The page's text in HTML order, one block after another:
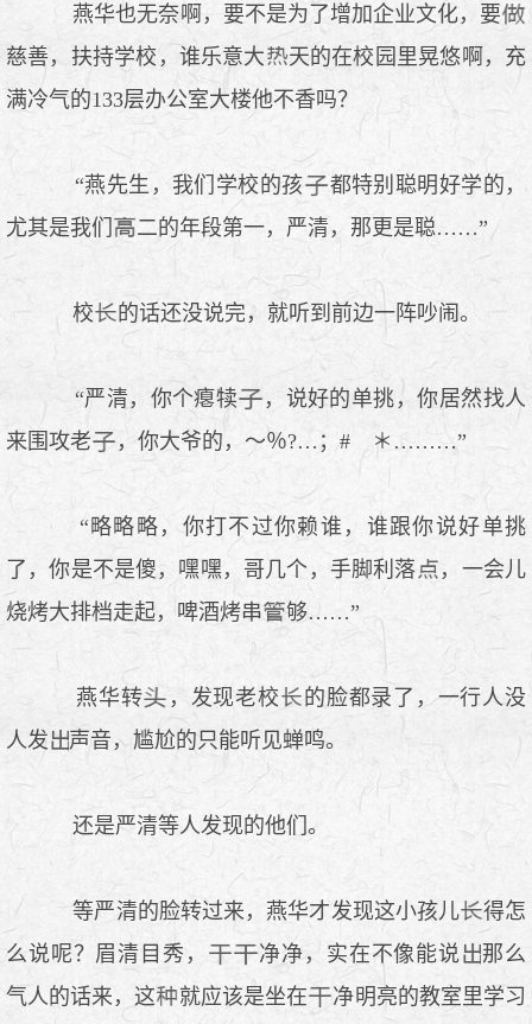
燕华也无奈啊，要不是为了增加企业文化，要
慈善，扶持学校，谁乐意大
天的在校园里晃悠啊，充
满冷气的133层办公室大楼他不香吗？
“燕先生，我们学校的孩
都特别聪明好学的，
尤其是我们
二的年段第一，严清，那更是聪……”
校 的话还没说完，就听到前边一阵吵闹。
“严清，你个瘪犊
，说好的单挑，你居然找人
来围攻老
，你大爷的，～％?…；# ＊………”
“略略略，你打不过你赖谁，谁跟你说好单挑
了，你是不是傻，嘿嘿，哥几个，手脚利落
，一会儿
烧烤大排档走起，啤酒烤串
够……”
燕华转 ，发现老校
的脸都录了，一行人没
人发
声音，尴尬的只能听见蝉鸣。
还是严清等人发现的他们。
等严清的脸转过来，燕华才发现这小孩儿
得怎
么说呢？眉清目秀，
净净，实在不像能说
那么
气人的话来，这
就应该是坐在
净明亮的教室里学习